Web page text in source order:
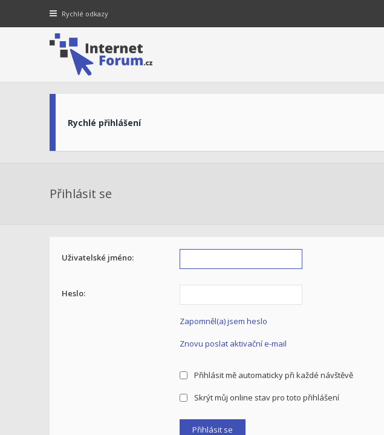
Rychlé odkazy
Rychlé přihlášení
Přihlásit se
Uživatelské jméno:
Heslo:
Zapomněl(a) jsem heslo
Znovu poslat aktivační e-mail
Přihlásit mě automaticky při každé návštěvě
Skrýt můj online stav pro toto přihlášení